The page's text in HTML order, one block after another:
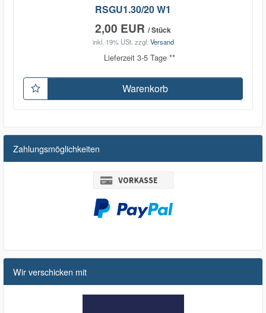
RSGU1.30/20 W1
2,00 EUR / Stück
inkl. 19% USt. zzgl. Versand
Lieferzeit 3-5 Tage **
Warenkorb
Zahlungsmöglichkeiten
Wir verschicken mit